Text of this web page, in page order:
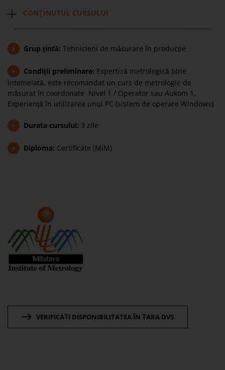
CONȚINUTUL CURSULUI
> Grup țintă: Tehnicieni de măsurare în producție
> Condiții preliminare: Expertiză metrologică bine
întemeiată, este recomandat un curs de metrologie de
măsurat în coordonate Nivel 1 / Operator sau Aukom 1,
Experiență în utilizarea unui PC (sistem de operare Windows)
> Durata cursului: 3 zile
> Diploma: Certificate (MiM)
VERIFICAȚI DISPONIBILITATEA ÎN ȚARA DVS